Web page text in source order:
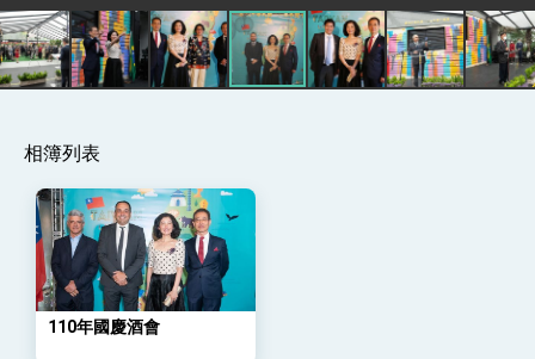
外交部長林佳龍午宴歡迎美國聯邦參議員蓋耶哥
訪問團
外交部長林佳龍接見美國智庫「德國馬歇爾基金
會」訪問團一行，深化跨大西洋戰略夥伴關係
外交部與數位發展部攜手合作，整合台灣雄厚數
位實力，達成固邦榮邦目標
外交部長林佳龍主持第35次「參與亞太經濟合作
策略小組」跨部會會議
民調顯示多數國人滿意政府外交表現，高度支持
「總合外交」與台歐美日關係深化
相簿列表
110年國慶酒會